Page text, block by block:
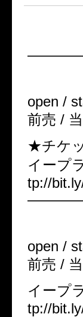
open /
前売 /
★チケ
イープ
tp://
open /
前売 /
イープ
tp://